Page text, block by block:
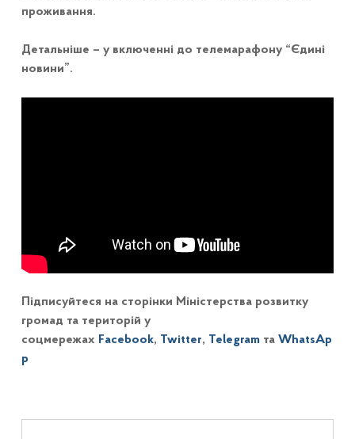
проживання.
Детальніше – у включенні до телемарафону “Єдині
новини”.
Підписуйтеся на сторінки Міністерства розвитку
громад та територій у
соцмережах Facebook, Twitter, Telegramта WhatsAp
p
Skip back to main navigation
Навігація записів